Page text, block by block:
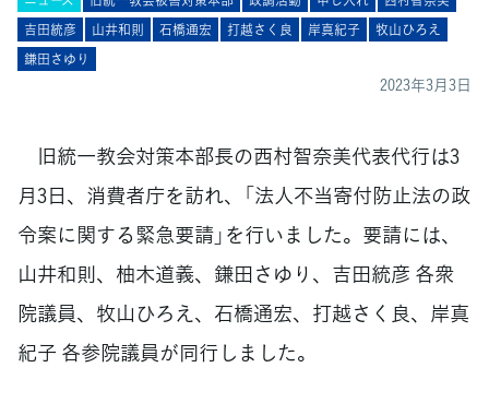
吉田統彦
山井和則 石橋通宏 打越さく良 岸真紀子
牧山ひろえ
鎌田さゆり
2023年3月3日
旧統一教会対策本部長の西村智奈美代表代行は3
月3日、消費者庁を訪れ、「法人不当寄付防止法の政
令案に関する緊急要請」を行いました。要請には、
山井和則、柚木道義、鎌田さゆり、吉田統彦 各衆
院議員、牧山ひろえ、石橋通宏、打越さく良、岸真
紀子 各参院議員が同行しました。